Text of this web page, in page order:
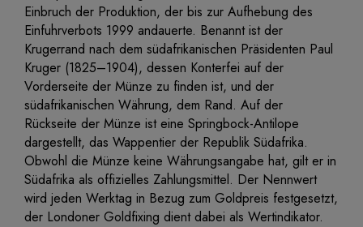
Einbruch der Produktion, der bis zur Aufhebung des
Einfuhrverbots 1999 andauerte. Benannt ist der
Krugerrand nach dem südafrikanischen Präsidenten Paul
Kruger (1825–1904), dessen Konterfei auf der
Vorderseite der Münze zu finden ist, und der
südafrikanischen Währung, dem Rand. Auf der
Rückseite der Münze ist eine Springbock-Antilope
dargestellt, das Wappentier der Republik Südafrika.
Obwohl die Münze keine Währungsangabe hat, gilt er in
Südafrika als offizielles Zahlungsmittel. Der Nennwert
wird jeden Werktag in Bezug zum Goldpreis festgesetzt,
der Londoner Goldfixing dient dabei als Wertindikator.